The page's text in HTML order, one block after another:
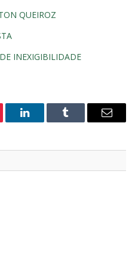
QUEIROZ
INEXIGIBILIDADE
LinkedInTumblr
E-